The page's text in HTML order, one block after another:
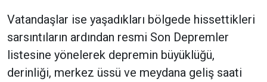
Vatandaşlar ise yaşadıkları bölgede hissettikleri
sarsıntıların ardından resmi Son Depremler
listesine yönelerek depremin büyüklüğü,
derinliği, merkez üssü ve meydana geliş saati